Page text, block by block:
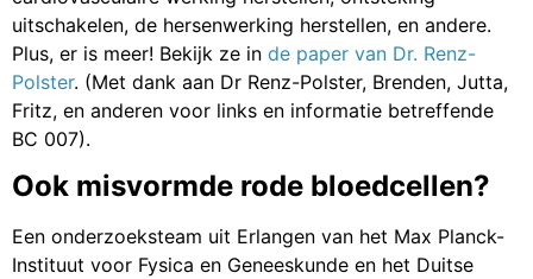
uitschakelen, de hersenwerking herstellen, en andere.
Plus, er is meer! Bekijk ze in de paper van Dr. Renz-
Polster. (Met dank aan Dr Renz-Polster, Brenden, Jutta,
Fritz, en anderen voor links en informatie betreffende
BC 007).
Ook misvormde rode bloedcellen?
Een onderzoeksteam uit Erlangen van het Max Planck-
Instituut voor Fysica en Geneeskunde en het Duitse